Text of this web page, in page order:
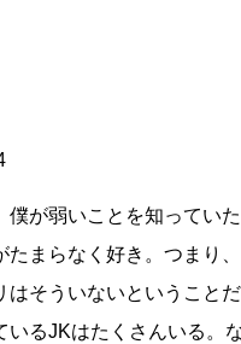
僕が弱いことを知ってい
たまらなく好き。つまり
はそういないということ
いるJKはたくさんいる。